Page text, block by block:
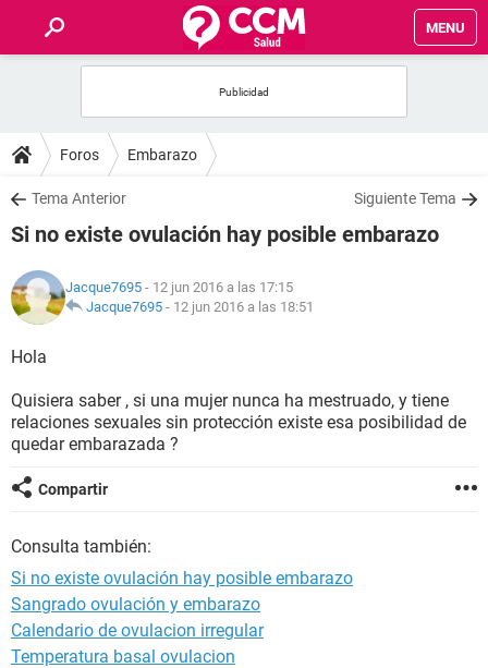
MENU
FOROS
SALUD
NUTRICIÓN
BIENESTAR
SEXUALIDAD
GLOSARIO
Foros Embarazo
Tema Anterior Siguiente Tema
Si no existe ovulación hay posible embarazo
Jacque7695 - 12 jun 2016 a las 17:15
Jacque7695 - 12 jun 2016 a las 18:51
Hola
Quisiera saber , si una mujer nunca ha mestruado, y tiene
relaciones sexuales sin protección existe esa posibilidad de
quedar embarazada ?
Compartir
Consulta también:
Si no existe ovulación hay posible embarazo
Sangrado ovulación y embarazo
Calendario de ovulacion irregular
Temperatura basal ovulacion